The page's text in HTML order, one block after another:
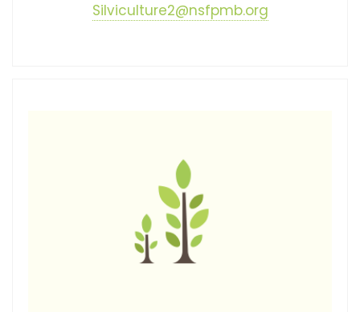
Silviculture2@nsfpmb.org